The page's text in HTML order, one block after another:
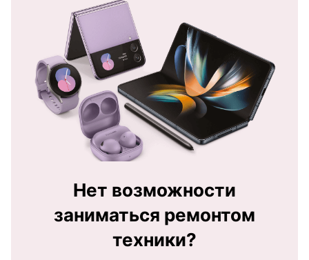
Нет возможности
заниматься ремонтом
техники?